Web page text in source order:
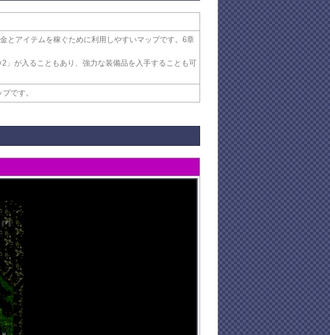
とアイテムを稼ぐために利用しやすいマップです。6章
」が入ることもあり、強力な装備品を入手することも可
です。